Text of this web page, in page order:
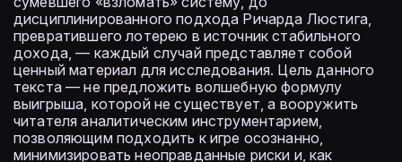
дисциплинированного подхода Ричарда Люстига,
превратившего лотерею в источник стабильного
дохода, — каждый случай представляет собой
ценный материал для исследования. Цель данного
текста — не предложить волшебную формулу
выигрыша, которой не существует, а вооружить
читателя аналитическим инструментарием,
позволяющим подходить к игре осознанно,
минимизировать неоправданные риски и, как